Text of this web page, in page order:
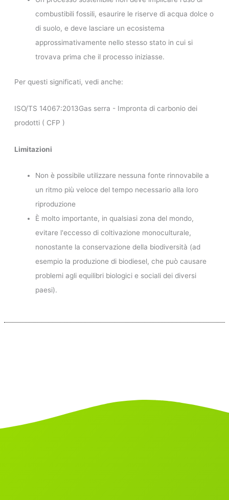
combustibili fossili, esaurire le riserve di acqua dolce o
di suolo, e deve lasciare un ecosistema
approssimativamente nello stesso stato in cui si
trovava prima che il processo iniziasse.
Per questi significati, vedi anche:
ISO/TS 14067:2013Gas serra - Impronta di carbonio dei
prodotti ( CFP )
Limitazioni
Non è possibile utilizzare nessuna fonte rinnovabile a
un ritmo più veloce del tempo necessario alla loro
riproduzione
È molto importante, in qualsiasi zona del mondo,
evitare l'eccesso di coltivazione monoculturale,
nonostante la conservazione della biodiversità (ad
esempio la produzione di biodiesel, che può causare
problemi agli equilibri biologici e sociali dei diversi
paesi).